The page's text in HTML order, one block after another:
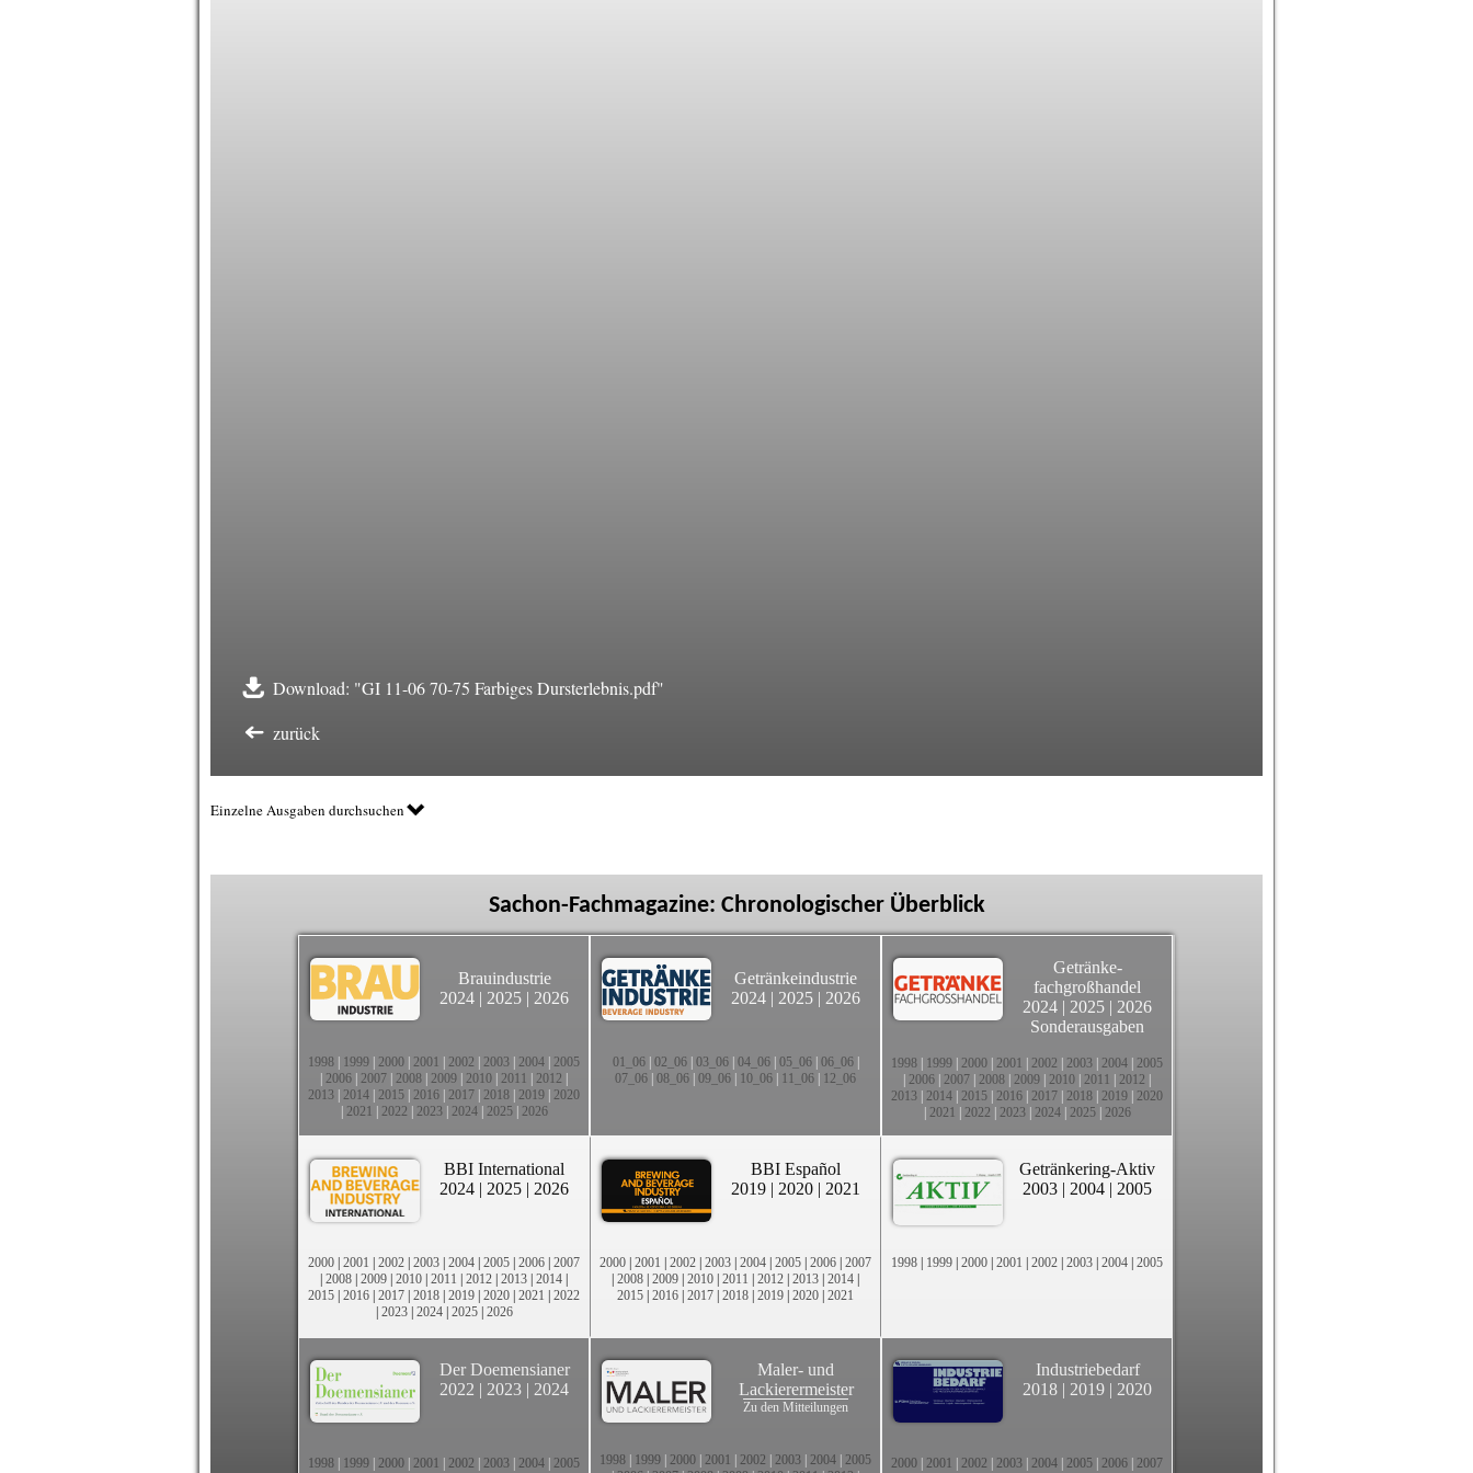
Download: "GI 11-06 70-75 Farbiges Dursterlebnis.pdf"
zurück
Einzelne Ausgaben durchsuchen
Sachon-Fachmagazine: Chronologischer Überblick
Brauindustrie
2024 | 2025 | 2026
1998 1999 2000 2001 2002 2003 2004 2005
2006 2007 2008 2009 2010 2011 2012
2013 2014 2015 2016 2017 2018 2019 2020
2021 2022 2023| 2024| 2025| 2026
Getränkeindustrie
2024 | 2025 | 2026
01_06| 02_06| 03_06| 04_06| 05_06| 06_06|
07_06 08_06 09_06 10_06 11_06 12_06
Getränke-
fachgroßhandel
2024 | 2025 | 2026
Sonderausgaben
1998 1999 2000 2001 2002 2003 2004 2005
2006 2007 2008 2009 2010 2011 2012
2013 2014 2015 2016 2017 2018 2019 2020
2021 2022 2023| 2024| 2025| 2026
BBI International
2024 | 2025 | 2026
2000 | 2001 | 2002 | 2003 | 2004 | 2005 | 2006 | 2007
| 2008 | 2009 | 2010 | 2011 | 2012 | 2013 | 2014 |
2015 | 2016 | 2017 | 2018 | 2019 | 2020 | 2021 | 2022
| 2023| 2024| 2025| 2026
BBI Español
2019 | 2020 | 2021
2000 | 2001 | 2002 | 2003 | 2004 | 2005 | 2006 | 2007
| 2008 | 2009 | 2010 | 2011 | 2012 | 2013 | 2014 |
2015 | 2016 | 2017 | 2018 | 2019 | 2020 | 2021
Getränkering-Aktiv
2003 | 2004 | 2005
1998 | 1999 | 2000 | 2001 | 2002 | 2003 | 2004 | 2005
Der Doemensianer
2022 | 2023 | 2024
1998 1999 2000 2001 2002 2003 2004 2005
Maler- und
Lackierermeister
Zu den Mitteilungen
1998 1999 2000 2001 2002 2003 2004 2005
Industriebedarf
2018 | 2019 | 2020
2000 2001 2002 2003 2004 2005 2006 2007